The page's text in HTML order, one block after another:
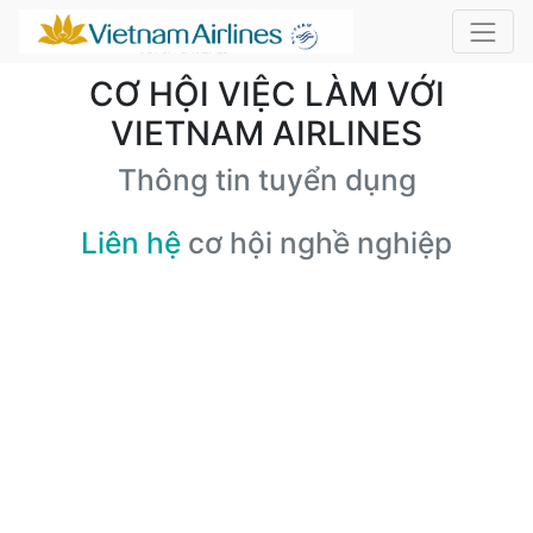
CƠ HỘI VIỆC LÀM VỚI
VIETNAM AIRLINES
Thông tin tuyển dụng
Liên hệ cơ hội nghề nghiệp